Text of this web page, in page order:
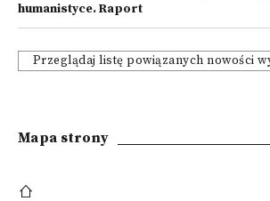
humanistyce. Raport
Przeglądaj listę powiązanych nowości
Mapa strony